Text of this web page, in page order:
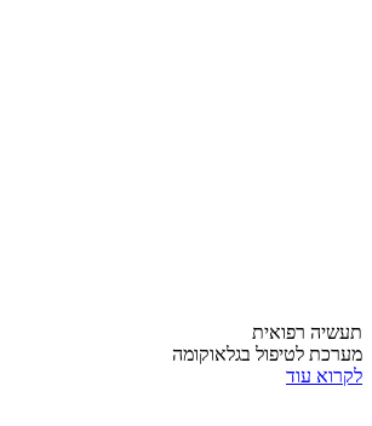
תעשיה רפואית
מערכת לטיפול בגלאוקומה
לקרוא עוד